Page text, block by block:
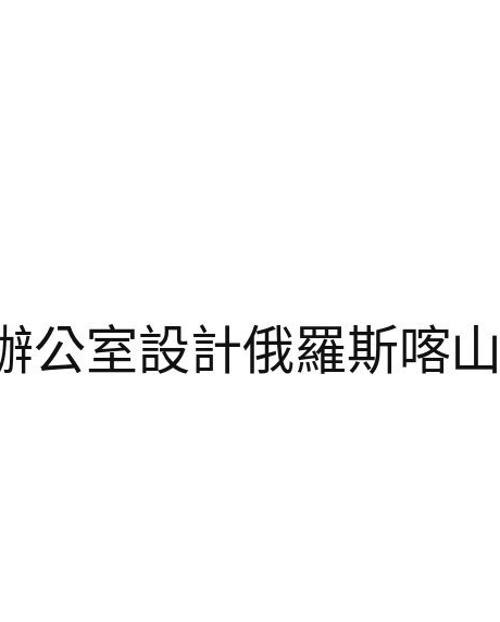
公室設計俄羅斯喀